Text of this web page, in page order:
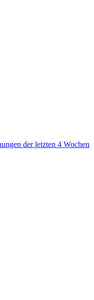
der letzten 4 Wochen